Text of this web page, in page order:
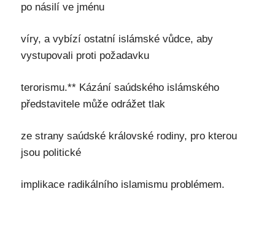
po násilí ve jménu
víry, a vybízí ostatní islámské vůdce, aby
vystupovali proti požadavku
terorismu.** Kázání saúdského islámského
představitele může odrážet tlak
ze strany saúdské královské rodiny, pro kterou
jsou politické
implikace radikálního islamismu problémem.